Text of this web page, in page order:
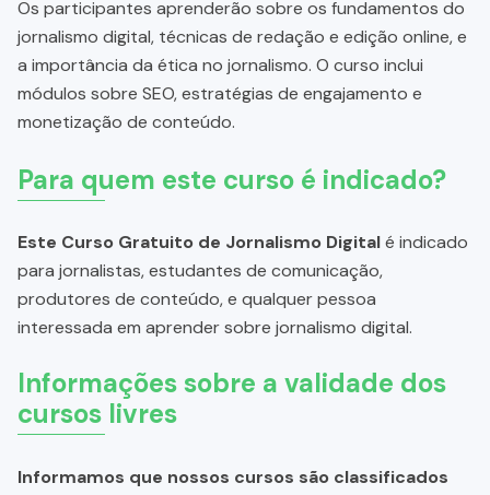
Os participantes aprenderão sobre os fundamentos do
jornalismo digital, técnicas de redação e edição online, e
a importância da ética no jornalismo. O curso inclui
módulos sobre SEO, estratégias de engajamento e
monetização de conteúdo.
Para quem este curso é indicado?
Este Curso Gratuito de Jornalismo Digitalé indicado
para jornalistas, estudantes de comunicação,
produtores de conteúdo, e qualquer pessoa
interessada em aprender sobre jornalismo digital.
Informações sobre a validade dos
cursos livres
Informamos que nossos cursos são classificados